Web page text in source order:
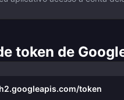
token de
token